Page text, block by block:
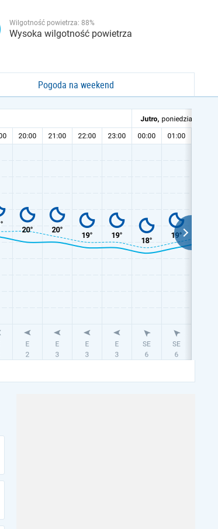
Wilgotność powietrza: 88%
Wysoka wilgotność powietrza
Pogoda na weekend